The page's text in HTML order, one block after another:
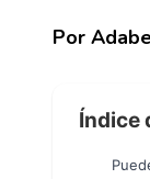
Por
Índice